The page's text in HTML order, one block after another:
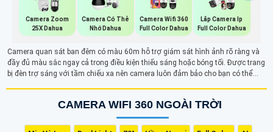
Camera Zoom
25X Dahua
Camera Có Thẻ
Nhớ Dahua
Camera Wifi 360
Full Color Dahua
Lắp Camera Ip
Full Color Dahua
Camera quan sát ban đêm có màu 60m hỗ trợ giám sát hình ảnh rõ ràng và
đầy đủ màu sắc ngay cả trong điều kiện thiếu sáng hoặc bóng tối. Được trang
bị đèn trợ sáng với tầm chiếu xa nên camera luôn đảm bảo cho bạn có thể
CAMERA WIFI 360 NGOÀI TRỜI